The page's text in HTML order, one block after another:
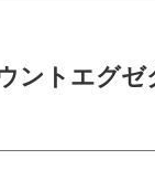
ントエグ